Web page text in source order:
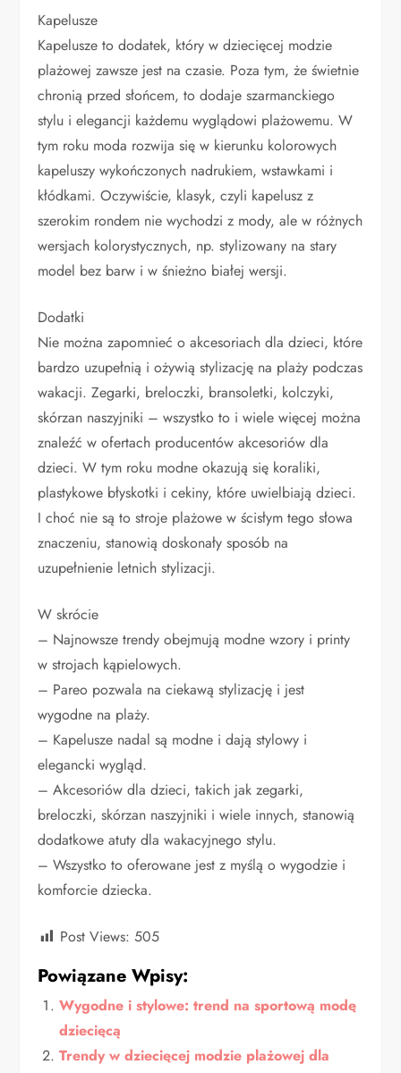
Kapelusze
Kapelusze to dodatek, który w dziecięcej modzie
plażowej zawsze jest na czasie. Poza tym, że świetnie
chronią przed słońcem, to dodaje szarmanckiego
stylu i elegancji każdemu wyglądowi plażowemu. W
tym roku moda rozwija się w kierunku kolorowych
kapeluszy wykończonych nadrukiem, wstawkami i
kłódkami. Oczywiście, klasyk, czyli kapelusz z
szerokim rondem nie wychodzi z mody, ale w różnych
wersjach kolorystycznych, np. stylizowany na stary
model bez barw i w śnieżno białej wersji.
Dodatki
Nie można zapomnieć o akcesoriach dla dzieci, które
bardzo uzupełnią i ożywią stylizację na plaży podczas
wakacji. Zegarki, breloczki, bransoletki, kolczyki,
skórzan naszyjniki – wszystko to i wiele więcej można
znaleźć w ofertach producentów akcesoriów dla
dzieci. W tym roku modne okazują się koraliki,
plastykowe błyskotki i cekiny, które uwielbiają dzieci.
I choć nie są to stroje plażowe w ścisłym tego słowa
znaczeniu, stanowią doskonały sposób na
uzupełnienie letnich stylizacji.
W skrócie
– Najnowsze trendy obejmują modne wzory i printy
w strojach kąpielowych.
– Pareo pozwala na ciekawą stylizację i jest
wygodne na plaży.
– Kapelusze nadal są modne i dają stylowy i
elegancki wygląd.
– Akcesoriów dla dzieci, takich jak zegarki,
breloczki, skórzan naszyjniki i wiele innych, stanowią
dodatkowe atuty dla wakacyjnego stylu.
– Wszystko to oferowane jest z myślą o wygodzie i
komforcie dziecka.
Post Views: 505
Powiązane Wpisy:
Wygodne i stylowe: trend na sportową modę
dziecięcą
Trendy w dziecięcej modzie plażowej dla